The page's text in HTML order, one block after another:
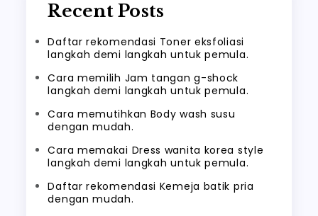
Recent Posts
Daftar rekomendasi Toner eksfoliasi
langkah demi langkah untuk pemula.
Cara memilih Jam tangan g-shock
langkah demi langkah untuk pemula.
Cara memutihkan Body wash susu
dengan mudah.
Cara memakai Dress wanita korea style
langkah demi langkah untuk pemula.
Daftar rekomendasi Kemeja batik pria
dengan mudah.